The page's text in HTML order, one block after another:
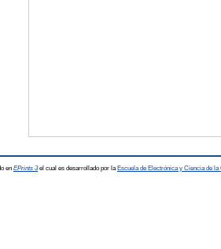
en EPrints 3el cual es desarrollado por la Escuela de Electrónica y Ciencia de la